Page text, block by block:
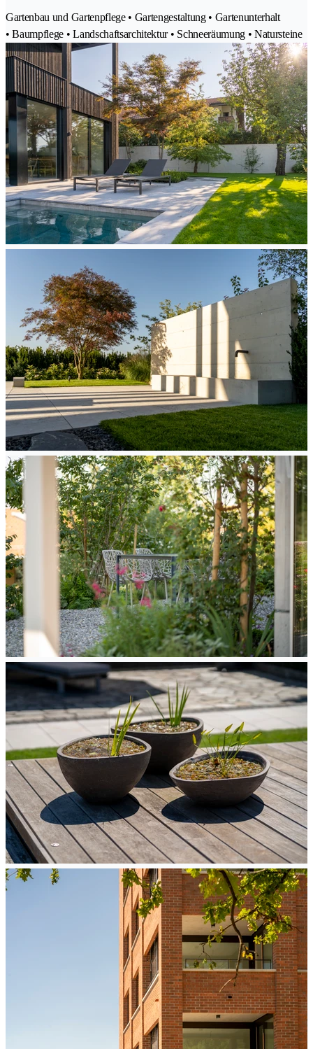
Gartenbau und Gartenpflege • Gartengestaltung • Gartenunterhalt
• Baumpflege • Landschaftsarchitektur • Schneeräumung • Natursteine